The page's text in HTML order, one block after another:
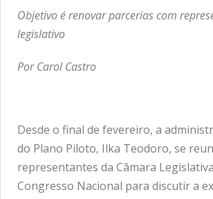
Objetivo é renovar parcerias com
legislativo
Por Carol Castro
Desde o final de fevereiro, a
do Plano Piloto, Ilka Teodoro, se
representantes da Câmara
Congresso Nacional para discutir a